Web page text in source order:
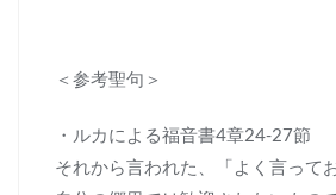
＜参考聖句＞
・ルカによる福音書4章24-27節
それから言われた、「よく言って